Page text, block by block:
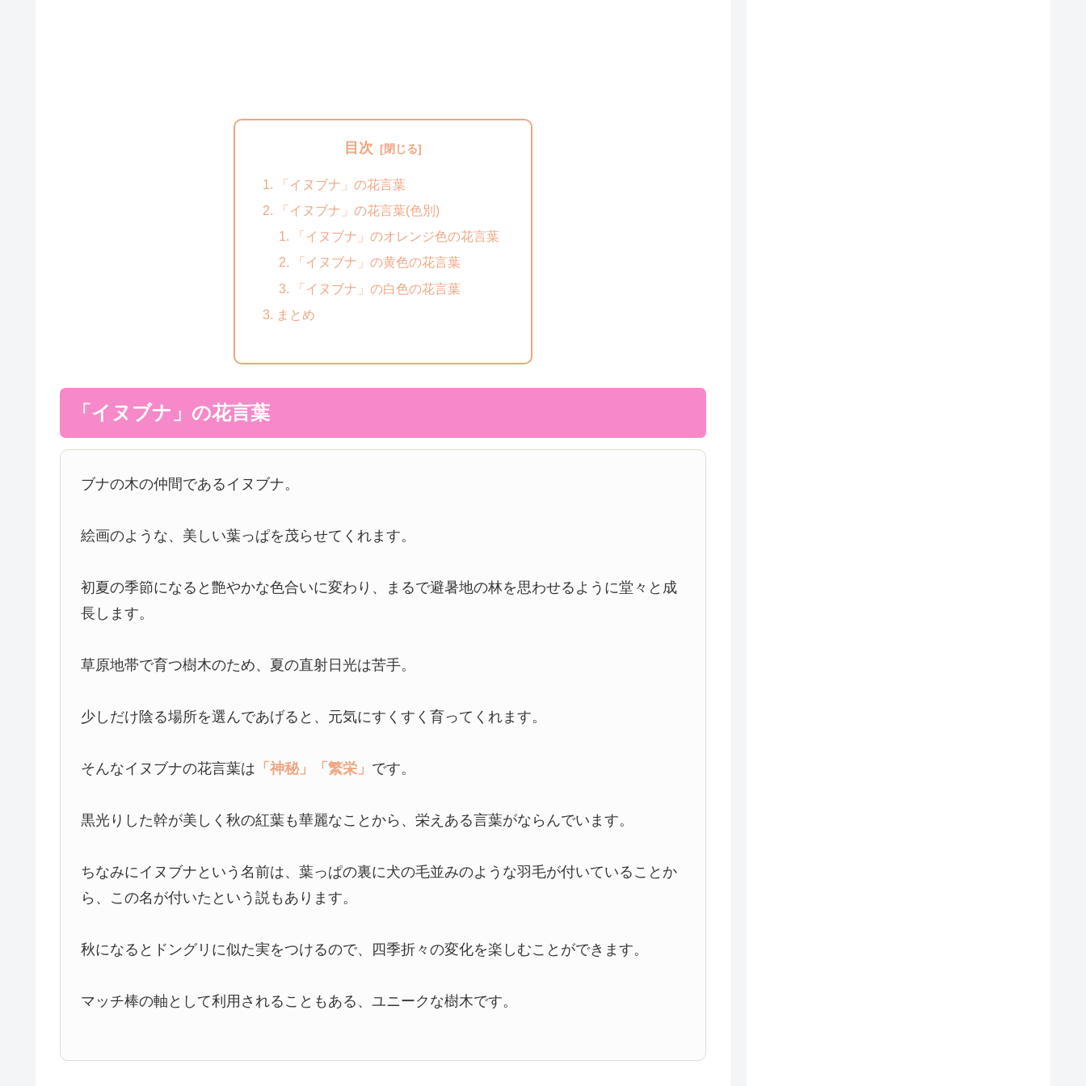
目次
「イヌブナ」の花言葉
「イヌブナ」の花言葉(色別)
「イヌブナ」のオレンジ色の花言葉
「イヌブナ」の黄色の花言葉
「イヌブナ」の白色の花言葉
まとめ
「イヌブナ」の花言葉
ブナの木の仲間であるイヌブナ。
絵画のような、美しい葉っぱを茂らせてくれます。
初夏の季節になると艶やかな色合いに変わり、まるで避暑地の林を思わせるように堂々と成
長します。
草原地帯で育つ樹木のため、夏の直射日光は苦手。
少しだけ陰る場所を選んであげると、元気にすくすく育ってくれます。
そんなイヌブナの花言葉は 「神秘」 「繁栄」 です。
黒光りした幹が美しく秋の紅葉も華麗なことから、栄えある言葉がならんでいます。
ちなみにイヌブナという名前は、葉っぱの裏に犬の毛並みのような羽毛が付いていることか
ら、この名が付いたという説もあります。
秋になるとドングリに似た実をつけるので、四季折々の変化を楽しむことができます。
マッチ棒の軸として利用されることもある、ユニークな樹木です。